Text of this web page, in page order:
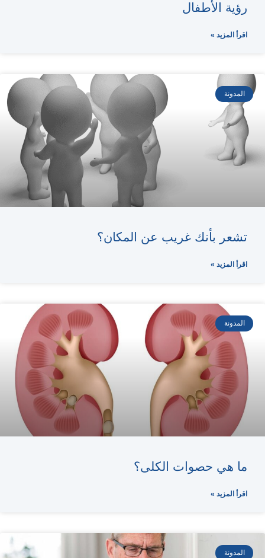
رؤية الأطفال
اقرأ المزيد »
المدونة
تشعر بأنك غريب عن المكان؟
اقرأ المزيد »
المدونة
ما هي حصوات الكلى؟
اقرأ المزيد »
المدونة